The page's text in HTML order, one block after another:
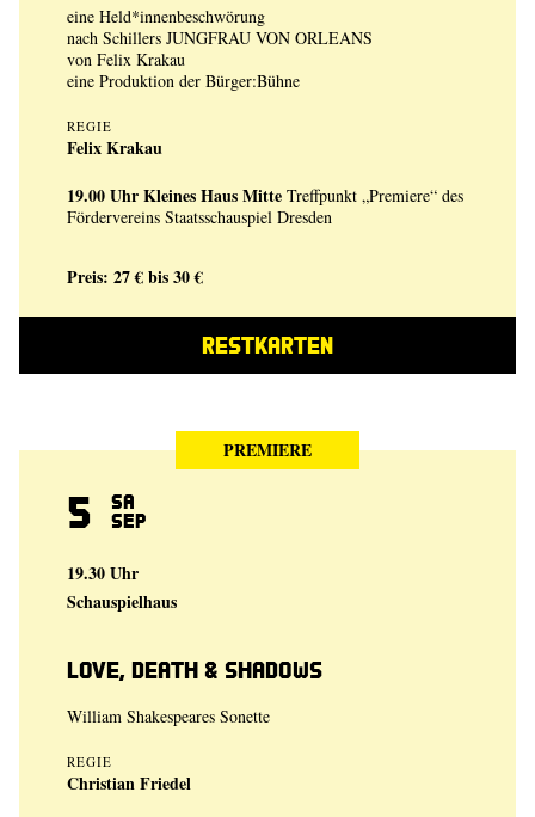
eine Held*innenbeschwörung
nach Schillers JUNGFRAU VON ORLEANS
von Felix Krakau
eine Produktion der Bürger:Bühne
REGIE
Felix Krakau
19.00 UhrKleines Haus Mitte Treffpunkt „Premiere“ des
Fördervereins Staatsschauspiel Dresden
Preis: 27 € bis 30 €
RESTKARTEN
PREMIERE
5 Sa
Sep
19.30 Uhr
Schauspielhaus
Love, Death & Shadows
William Shakespeares Sonette
REGIE
Christian Friedel